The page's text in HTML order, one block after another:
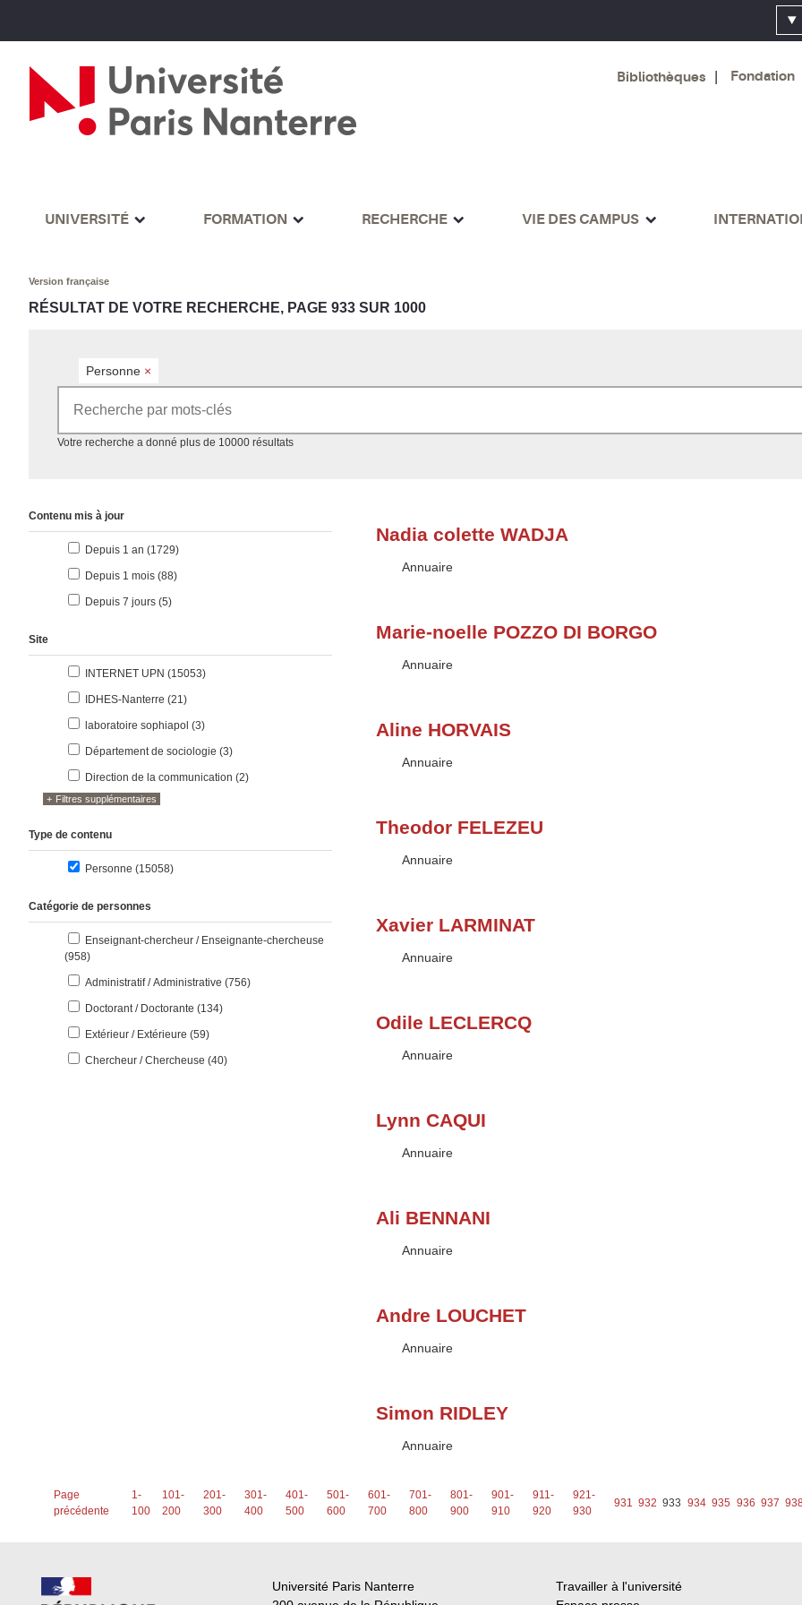
Bibliothèques Fondation
UNIVERSITÉ FORMATION RECHERCHE VIE DES CAMPUS
Version française
RÉSULTAT DE VOTRE RECHERCHE, PAGE 933 SUR 1000
Personne ×
Votre recherche a donné plus de 10000 résultatsAccéder aux résultats
Contenu mis à jour
Depuis 1 an (1729résultats
)
Depuis 1 mois (88résultats
)
Depuis 7 jours (5résultats
)
Site
INTERNET UPN (15053résultats
)
IDHES-Nanterre (21résultats
)
laboratoire sophiapol (3résultats
)
Département de sociologie (3résultats
)
Direction de la communication (2résultats
)
Filtres supplémentaires
Type de contenu
Personne (15058résultats
)
Catégorie de personnes
Enseignant-chercheur / Enseignante-chercheuse
(958résultats
)
Administratif / Administrative (756résultats
)
Doctorant / Doctorante (134résultats
)
Extérieur / Extérieure (59résultats
)
Chercheur / Chercheuse (40résultats
)
Nadia colette WADJA
Type :
Annuaire
Marie-noelle POZZO DI BORGO
Type :
Annuaire
Aline HORVAIS
Type :
Annuaire
Theodor FELEZEU
Type :
Annuaire
Xavier LARMINAT
Type :
Annuaire
Odile LECLERCQ
Type :
Annuaire
Lynn CAQUI
Type :
Annuaire
Ali BENNANI
Type :
Annuaire
Andre LOUCHET
Type :
Annuaire
Simon RIDLEY
Type :
Annuaire
Page
précédente
1-
100
101-
200
201-
300
301-
400
401-
500
501-
600
601-
700
701-
800
801-
900
901-
910
911-
920
921-
930
931 932 933 934 935 936 937
Université Paris Nanterre
Travailler à l'université